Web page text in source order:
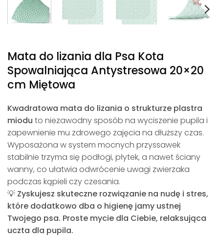
Mata do lizania dla Psa Kota
Spowalniająca Antystresowa 20×20
cm Miętowa
Kwadratowa mata do lizania o strukturze plastra
miodu to niezawodny sposób na wyciszenie pupila i
zapewnienie mu zdrowego zajęcia na dłuższy czas.
Wyposażona w system mocnych przyssawek
stabilnie trzyma się podłogi, płytek, a nawet ściany
wanny, co ułatwia odwrócenie uwagi zwierzaka
podczas kąpieli czy czesania.
💡 Zyskujesz skuteczne rozwiązanie na nudę i stres,
które dodatkowo dba o higienę jamy ustnej
Twojego psa. Proste mycie dla Ciebie, relaksująca
uczta dla pupila.